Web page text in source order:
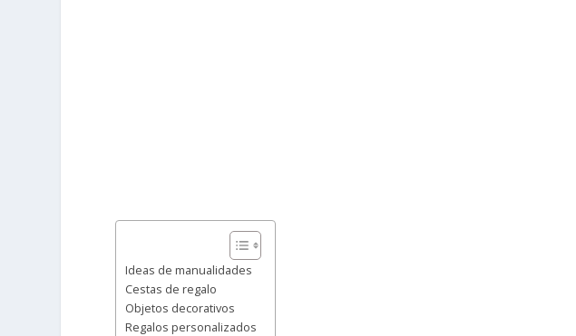
Ideas de manualidades
Cestas de regalo
Objetos decorativos
Regalos personalizados